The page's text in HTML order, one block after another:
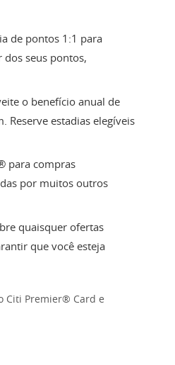
de pontos 1:1 para
dos seus pontos,
o benefício anual de
Reserve estadias elegíveis
para compras
por muitos outros
quaisquer ofertas
que você esteja
Citi Premier® Card e